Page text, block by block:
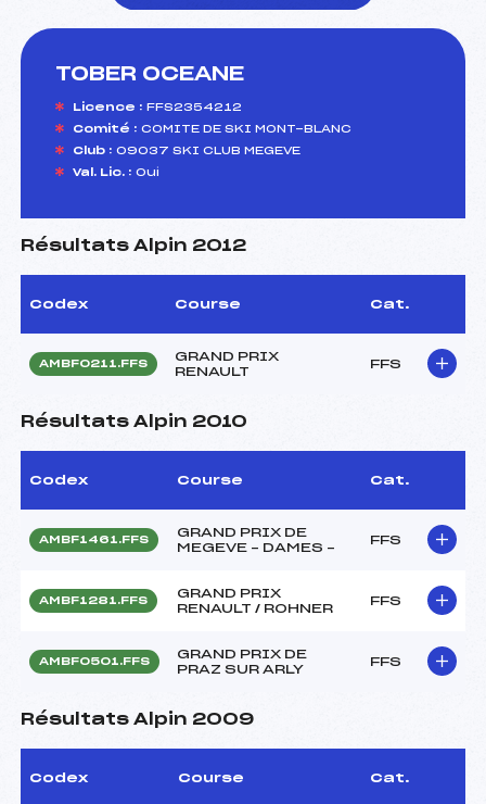
TOBER OCEANE
Licence : FFS2354212
Comité : COMITE DE SKI MONT-BLANC
Club : 09037 SKI CLUB MEGEVE
Val. Lic. : Oui
Résultats Alpin 2012
Codex Course Cat.
AMBF0211.FFS
GRAND PRIX
RENAULT
FFS
Résultats Alpin 2010
Codex Course Cat.
AMBF1461.FFS
GRAND PRIX DE
MEGEVE – DAMES –
FFS
AMBF1281.FFS
GRAND PRIX
RENAULT / ROHNER
FFS
AMBF0501.FFS
GRAND PRIX DE
PRAZ SUR ARLY
FFS
Résultats Alpin 2009
Codex Course Cat.